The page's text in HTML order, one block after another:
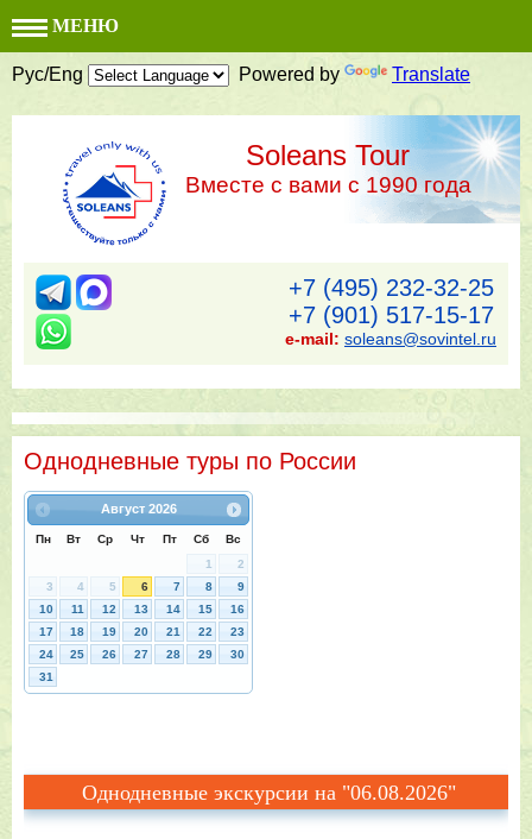
МЕНЮ
Рус/Eng Powered by Translate
Soleans Tour
Вместе с вами с 1990 года
+7 (495) 232-32-25
+7 (901) 517-15-17
e-mail: soleans@sovintel.ru
Однодневные туры по России